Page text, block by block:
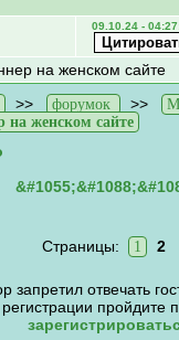
09.10.24 -
на женском сайте
>> форумок >>
на женском сайте
Страницы: 1 2
запретил отвечать
пройдите